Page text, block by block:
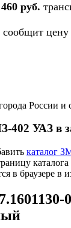
руб.
цену
России
402 УАЗ в
каталог
в браузере в